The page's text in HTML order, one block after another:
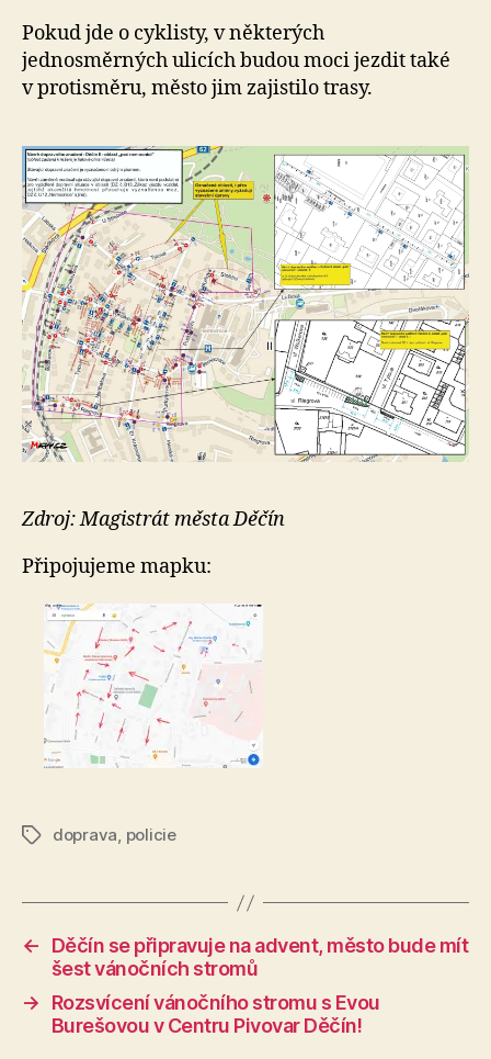
Pokud jde o cyklisty, v některých
jednosměrných ulicích budou moci jezdit také
v protisměru, město jim zajistilo trasy.
Zdroj: Magistrát města Děčín
Připojujeme mapku:
Štítkydoprava, policie
←
Děčín se připravuje na advent, město bude mít
šest vánočních stromů
→
Rozsvícení vánočního stromu s Evou
Burešovou v Centru Pivovar Děčín!